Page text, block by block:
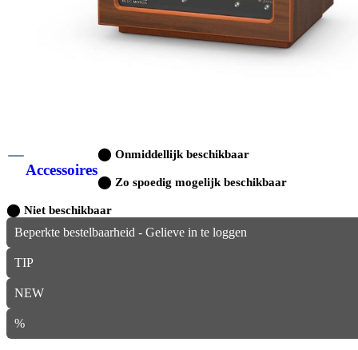
Accessoires
⬤ Onmiddellijk beschikbaar
⬤ Zo spoedig mogelijk beschikbaar
⬤ Niet beschikbaar
Beperkte bestelbaarheid - Gelieve in te loggen
TIP
NEW
%